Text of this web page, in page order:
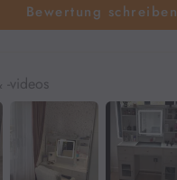
Bewertung schreiben
-videos